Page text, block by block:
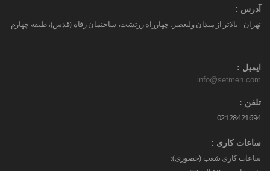
آدرس :
تهران - بالاتر از میدان ولیعصر، چهارراه زرتشت، ساختمان رفاه (قدس)، طبقه چهارم
ایمیل :
info@setmen.com
تلفن :
02128421694
ساعات کاری :
ساعات کاری شعب (حضوری):